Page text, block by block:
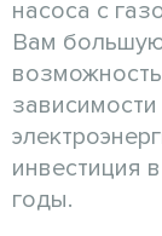
насоса с
Вам
инвестиция
годы.